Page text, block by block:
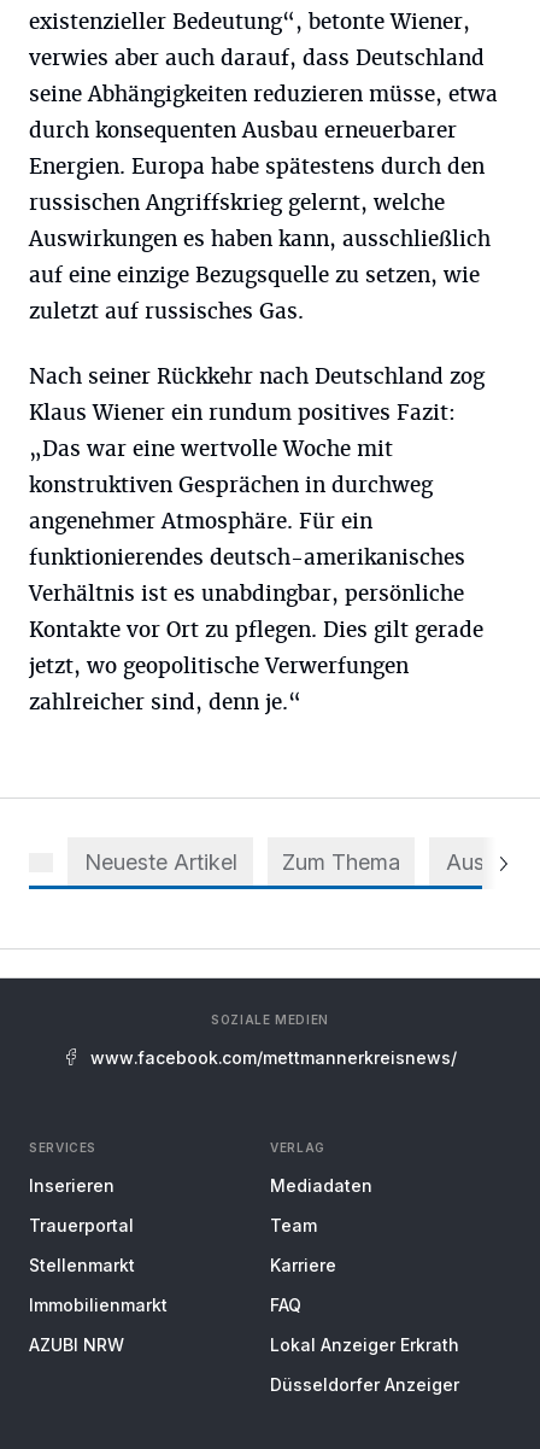
existenzieller Bedeutung“, betonte Wiener,
verwies aber auch darauf, dass Deutschland
seine Abhängigkeiten reduzieren müsse, etwa
durch konsequenten Ausbau erneuerbarer
Energien. Europa habe spätestens durch den
russischen Angriffskrieg gelernt, welche
Auswirkungen es haben kann, ausschließlich
auf eine einzige Bezugsquelle zu setzen, wie
zuletzt auf russisches Gas.
Nach seiner Rückkehr nach Deutschland zog
Klaus Wiener ein rundum positives Fazit:
„Das war eine wertvolle Woche mit
konstruktiven Gesprächen in durchweg
angenehmer Atmosphäre. Für ein
funktionierendes deutsch-amerikanisches
Verhältnis ist es unabdingbar, persönliche
Kontakte vor Ort zu pflegen. Dies gilt gerade
jetzt, wo geopolitische Verwerfungen
zahlreicher sind, denn je.“
Neueste Artikel Zum Thema Aus dem
SOZIALE MEDIEN
www.facebook.com/mettmannerkreisnews/
SERVICES
Inserieren
Trauerportal
Stellenmarkt
Immobilienmarkt
AZUBI NRW
VERLAG
Mediadaten
Team
Karriere
FAQ
Lokal Anzeiger Erkrath
Düsseldorfer Anzeiger